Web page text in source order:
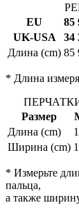
EU
85
UK-USA
34
Длина (cm) 85
* Длина
Размер
Длина (cm)
Ширина (cm)
* Измерьте
пальца,
а также